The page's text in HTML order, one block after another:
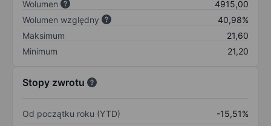
Wolumen
4915,00
Wolumen względny
40,98%
Maksimum
21,60
Minimum
21,20
Stopy zwrotu
Od początku roku (YTD)
-15,51%